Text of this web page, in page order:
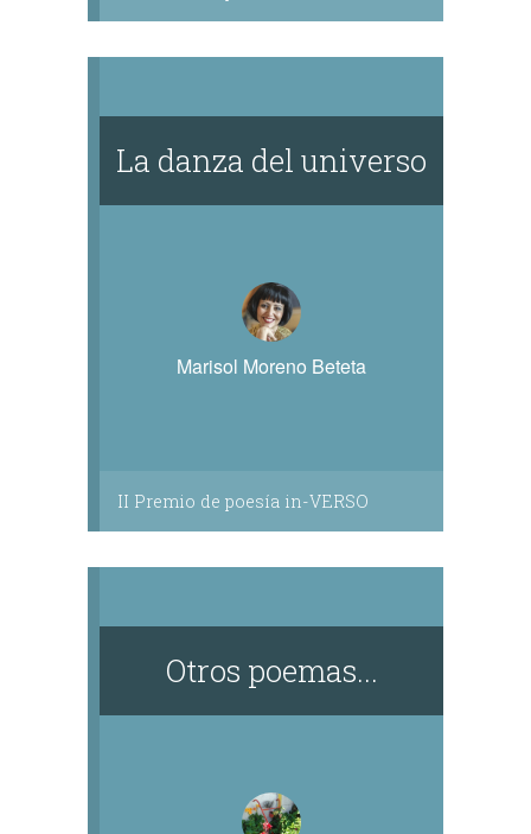
La danza del universo
Marisol Moreno Beteta
II Premio de poesía in-VERSO
Otros poemas...